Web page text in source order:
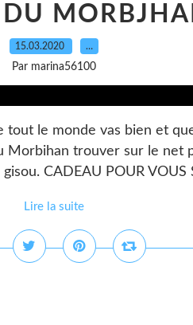
15.03.2020 …
Par marina56100
tout le monde vas bien et
Morbihan trouver sur le net
CADEAU POUR VOUS
Lire la suite